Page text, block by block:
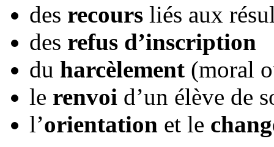
des recours liés aux
des refus d’inscription
du harcèlement (moral
le renvoi d’un élève de
l’orientation et le